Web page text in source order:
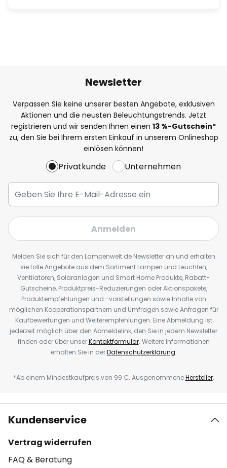
Newsletter
Verpassen Sie keine unserer besten Angebote, exklusiven
Aktionen und die neusten Beleuchtungstrends. Jetzt
registrieren und wir senden Ihnen einen 13 %-Gutschein*
zu, den Sie bei Ihrem ersten Einkauf in unserem Onlineshop
einlösen können!
Privatkunde Unternehmen
Anmelden
Melden Sie sich für den Lampenwelt.de Newsletter an und erhalten
sie tolle Angebote aus dem Sortiment Lampen und Leuchten,
Ventilatoren, Solaranlagen und Smart Home Produkte, Rabatt-
Gutscheine, Produktpreis-Reduzierungen oder Aktionspakete,
Produktempfehlungen und -vorstellungen sowie Inhalte von
möglichen Kooperationspartnern und Umfragen sowie Anfragen für
Kaufbewertungen und Weiterempfehlungen. Eine Abmeldung ist
jederzeit möglich über den Abmeldelink, den Sie in jedem Newsletter
finden oder über unserKontaktformular. Weitere Informationen
erhalten Sie in derDatenschutzerklärung.
*Ab einem Mindestkaufpreis von 99 €. AusgenommeneHersteller.
Kundenservice
Vertrag widerrufen
FAQ & Beratung